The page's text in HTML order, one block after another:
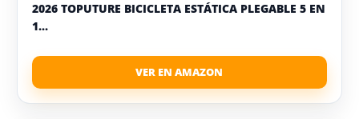
2026 TOPUTURE BICICLETA ESTÁTICA PLEGABLE 5 EN
1...